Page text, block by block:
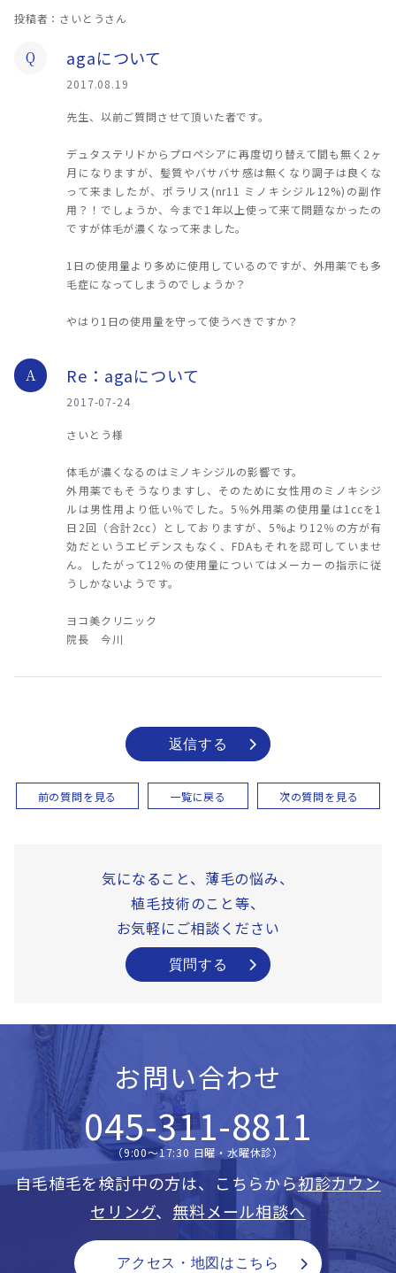
投稿者：さいとうさん
Q agaについて
2017.08.19
先生、以前ご質問させて頂いた者です。
デュタステリドからプロペシアに再度切り替えて間も無く2ヶ
月になりますが、髪質やバサバサ感は無くなり調子は良くな
って来ましたが、ポラリス(nr11 ミノキシジル12%)の副作
用？！でしょうか、今まで1年以上使って来て問題なかったの
ですが体毛が濃くなって来ました。
1日の使用量より多めに使用しているのですが、外用薬でも多
毛症になってしまうのでしょうか？
やはり1日の使用量を守って使うべきですか？
A Re：agaについて
2017-07-24
さいとう様
体毛が濃くなるのはミノキシジルの影響です。
外用薬でもそうなりますし、そのために女性用のミノキシジ
ルは男性用より低い％でした。5％外用薬の使用量は1ccを1
日2回（合計2cc）としておりますが、5%より12％の方が有
効だというエビデンスもなく、FDAもそれを認可していませ
ん。したがって12％の使用量についてはメーカーの指示に従
うしかないようです。
ヨコ美クリニック
院長 今川
返信する
前の質問を見る 一覧に戻る 次の質問を見る
気になること、薄毛の悩み、
植毛技術のこと等、
お気軽にご相談ください
質問する
お問い合わせ
045-311-8811
（9:00〜17:30 日曜・水曜休診）
自毛植毛を検討中の方は、こちらから初診カウン
セリング、 無料メール相談へ
アクセス・地図はこちら